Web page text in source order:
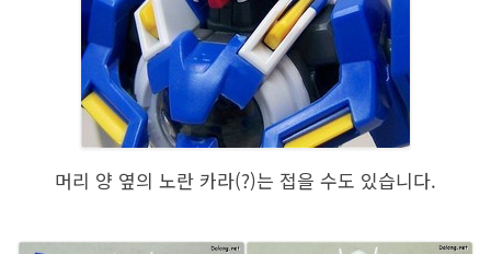
머리 양 옆의 노란 카라(?)는 접을 수도 있습니다.